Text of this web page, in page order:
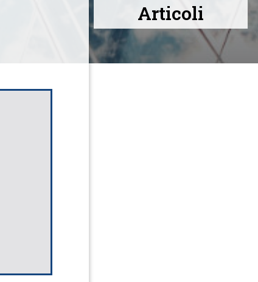
Articoli